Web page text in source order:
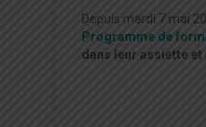
Depuis mardi 7 mai
Programme de
dans leur assiette